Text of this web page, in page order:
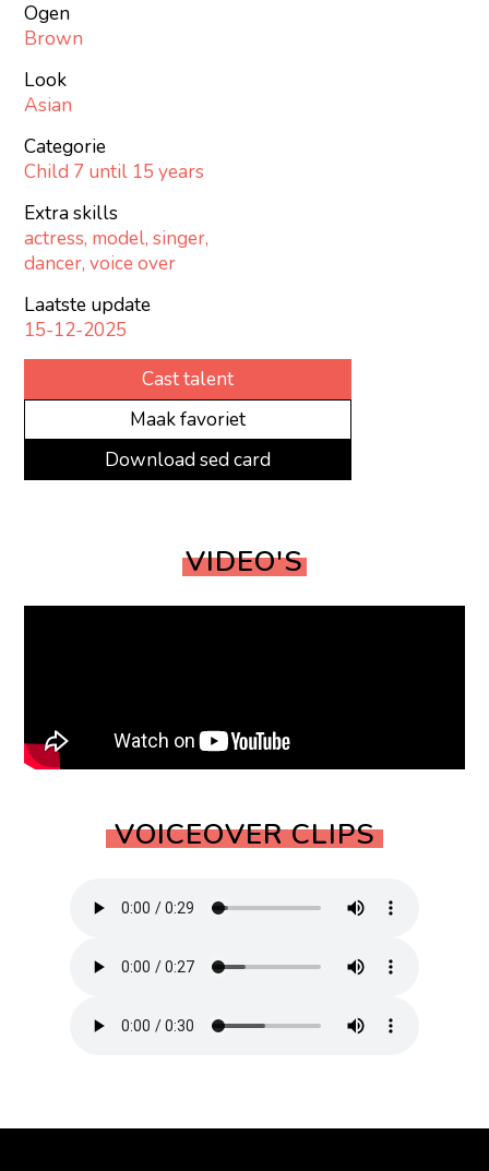
Ogen
Brown
Look
Asian
Categorie
Child 7 until 15 years
Extra skills
actress, model, singer,
dancer, voice over
Laatste update
15-12-2025
Cast talent
Maak favoriet
Download sed card
VIDEO'S
VOICEOVER CLIPS